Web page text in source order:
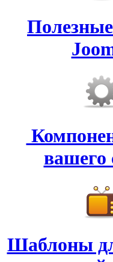
вашего
Шаблоны